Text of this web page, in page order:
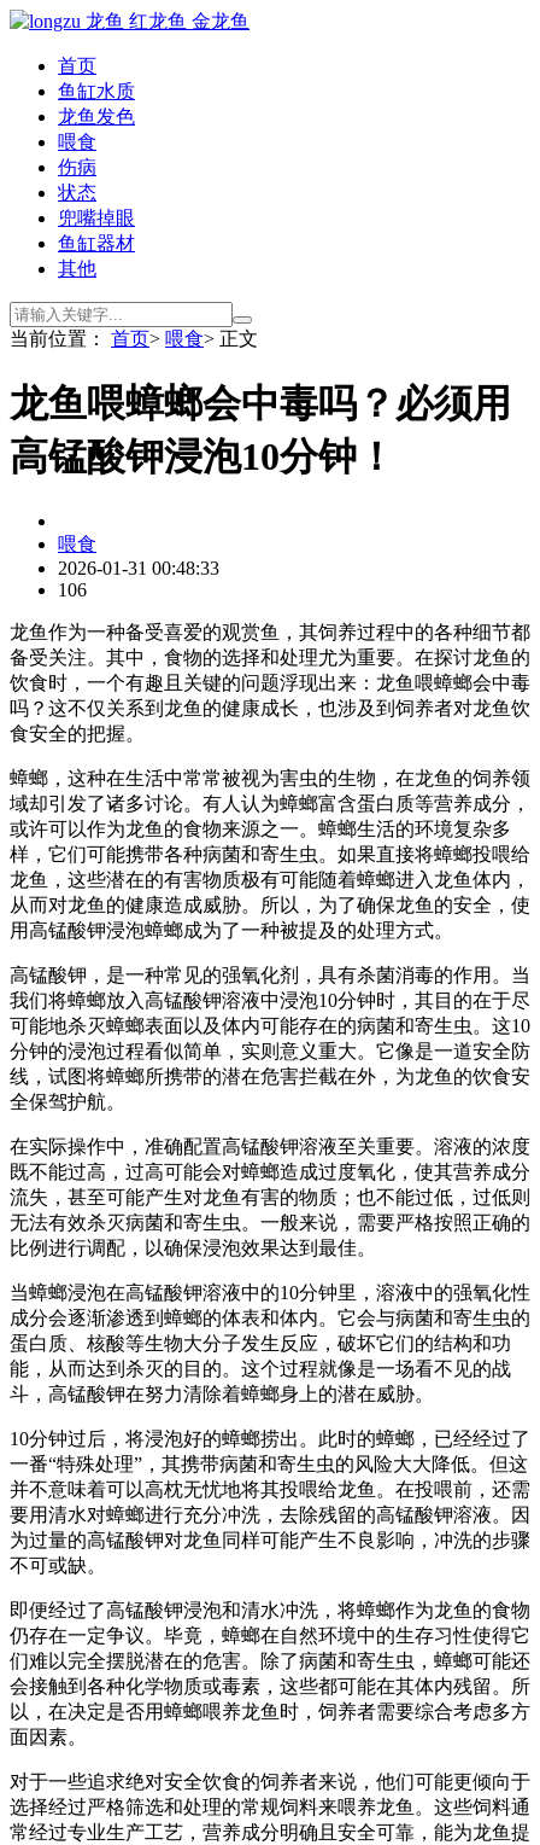
首页
鱼缸水质
龙鱼发色
喂食
伤病
状态
兜嘴掉眼
鱼缸器材
其他
当前位置： 首页> 喂食> 正文
龙鱼喂蟑螂会中毒吗？必须用
高锰酸钾浸泡10分钟！
喂食
2026-01-31 00:48:33
106
龙鱼作为一种备受喜爱的观赏鱼，其饲养过程中的各种细节都
备受关注。其中，食物的选择和处理尤为重要。在探讨龙鱼的
饮食时，一个有趣且关键的问题浮现出来：龙鱼喂蟑螂会中毒
吗？这不仅关系到龙鱼的健康成长，也涉及到饲养者对龙鱼饮
食安全的把握。
蟑螂，这种在生活中常常被视为害虫的生物，在龙鱼的饲养领
域却引发了诸多讨论。有人认为蟑螂富含蛋白质等营养成分，
或许可以作为龙鱼的食物来源之一。蟑螂生活的环境复杂多
样，它们可能携带各种病菌和寄生虫。如果直接将蟑螂投喂给
龙鱼，这些潜在的有害物质极有可能随着蟑螂进入龙鱼体内，
从而对龙鱼的健康造成威胁。所以，为了确保龙鱼的安全，使
用高锰酸钾浸泡蟑螂成为了一种被提及的处理方式。
高锰酸钾，是一种常见的强氧化剂，具有杀菌消毒的作用。当
我们将蟑螂放入高锰酸钾溶液中浸泡10分钟时，其目的在于尽
可能地杀灭蟑螂表面以及体内可能存在的病菌和寄生虫。这10
分钟的浸泡过程看似简单，实则意义重大。它像是一道安全防
线，试图将蟑螂所携带的潜在危害拦截在外，为龙鱼的饮食安
全保驾护航。
在实际操作中，准确配置高锰酸钾溶液至关重要。溶液的浓度
既不能过高，过高可能会对蟑螂造成过度氧化，使其营养成分
流失，甚至可能产生对龙鱼有害的物质；也不能过低，过低则
无法有效杀灭病菌和寄生虫。一般来说，需要严格按照正确的
比例进行调配，以确保浸泡效果达到最佳。
当蟑螂浸泡在高锰酸钾溶液中的10分钟里，溶液中的强氧化性
成分会逐渐渗透到蟑螂的体表和体内。它会与病菌和寄生虫的
蛋白质、核酸等生物大分子发生反应，破坏它们的结构和功
能，从而达到杀灭的目的。这个过程就像是一场看不见的战
斗，高锰酸钾在努力清除着蟑螂身上的潜在威胁。
10分钟过后，将浸泡好的蟑螂捞出。此时的蟑螂，已经经过了
一番“特殊处理”，其携带病菌和寄生虫的风险大大降低。但这
并不意味着可以高枕无忧地将其投喂给龙鱼。在投喂前，还需
要用清水对蟑螂进行充分冲洗，去除残留的高锰酸钾溶液。因
为过量的高锰酸钾对龙鱼同样可能产生不良影响，冲洗的步骤
不可或缺。
即便经过了高锰酸钾浸泡和清水冲洗，将蟑螂作为龙鱼的食物
仍存在一定争议。毕竟，蟑螂在自然环境中的生存习性使得它
们难以完全摆脱潜在的危害。除了病菌和寄生虫，蟑螂可能还
会接触到各种化学物质或毒素，这些都可能在其体内残留。所
以，在决定是否用蟑螂喂养龙鱼时，饲养者需要综合考虑多方
面因素。
对于一些追求绝对安全饮食的饲养者来说，他们可能更倾向于
选择经过严格筛选和处理的常规饲料来喂养龙鱼。这些饲料通
常经过专业生产工艺，营养成分明确且安全可靠，能为龙鱼提